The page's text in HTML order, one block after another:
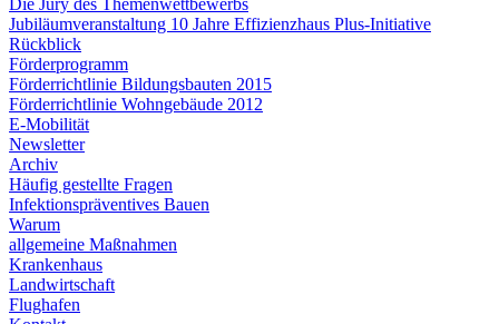
Jubiläumveranstaltung 10 Jahre Effizienzhaus Plus-Initiative
Rückblick
Förderprogramm
Förderrichtlinie Bildungsbauten 2015
Förderrichtlinie Wohngebäude 2012
E-Mobilität
Newsletter
Archiv
Häufig gestellte Fragen
Infektionspräventives Bauen
Warum
allgemeine Maßnahmen
Krankenhaus
Landwirtschaft
Flughafen